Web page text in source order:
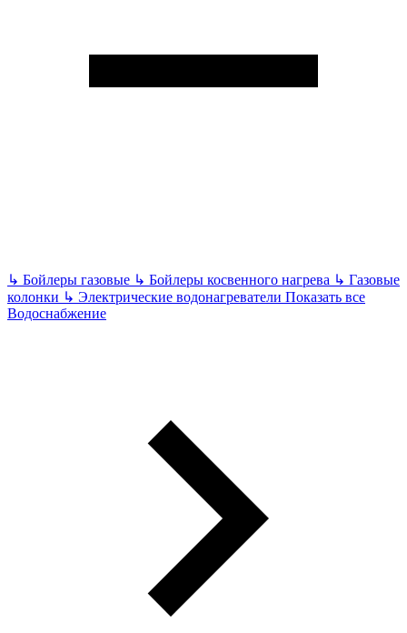
↳ Бойлеры газовые ↳ Бойлеры косвенного нагрева ↳ Газовые
колонки ↳ Электрические водонагреватели Показать все
Водоснабжение